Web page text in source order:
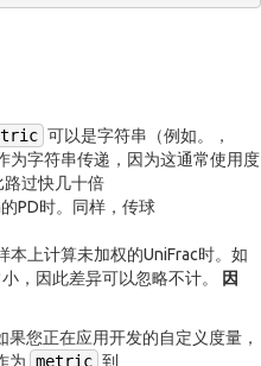
可以是字符串（例如。，
为字符串传递，因为这通常使用度
路过快几十倍
PD时。同样，传球
本上计算未加权的UniFrac时。如
，因此差异可以忽略不计。
因
您正在应用开发的自定义度量，
为 metric 到